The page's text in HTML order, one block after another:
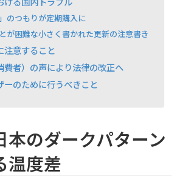
のつもりが定期購入に
が困難な小さく書かれた更新の注意書き
注意すること
費者）の声により法律の改正へ
ーのために行うべきこと
本のダークパターン
温度差